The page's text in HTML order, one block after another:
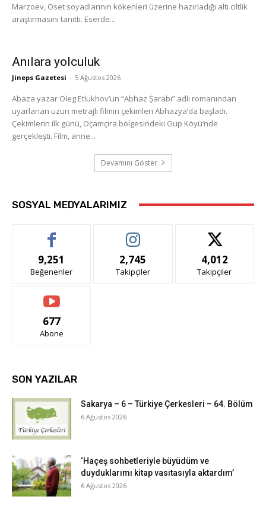
Marzoev, Oset soyadlarının kökenleri üzerine hazırladığı altı ciltlik
araştırmasını tanıttı. Eserde...
Anılara yolculuk
Jineps Gazetesi - 5 Ağustos 2026
Abaza yazar Oleg Etlukhov’un “Abhaz Şarabı” adlı romanından
uyarlanan uzun metrajlı filmin çekimleri Abhazya’da başladı.
Çekimlerin ilk günü, Oçamçıra bölgesindeki Gup Köyü’nde
gerçekleşti. Film, anne...
Devamını Göster
SOSYAL MEDYALARIMIZ
9,251
Beğenenler
2,745
Takipçiler
4,012
Takipçiler
677
Abone
SON YAZILAR
Sakarya – 6 – Türkiye Çerkesleri – 64. Bölüm
6 Ağustos 2026
‘Haçeş sohbetleriyle büyüdüm ve
duyduklarımı kitap vasıtasıyla aktardım’
6 Ağustos 2026